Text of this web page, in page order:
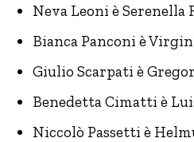
Neva Leoni è Serenella
Bianca Panconi è
Giulio Scarpati è
Benedetta Cimatti è
Niccolò Passetti è